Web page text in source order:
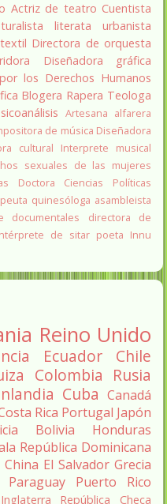
Actriz de teatro Cuentista
literata
urbanista
Directora de orquesta
Diseñadora gráfica
los Derechos Humanos
Blogera Rapera Teologa
Artesana alfarera
de música Diseñadora
cultural
Interprete musical
sexuales de las mujeres
Doctora Ciencias Políticas
quinesóloga asambleista
documentales
directora de
de sitar poeta Innu
Reino Unido
Ecuador
Chile
Colombia Rusia
Cuba Canadá
Rica Portugal Japón
Bolivia
Honduras
República Dominicana
China El Salvador Grecia
Paraguay
Puerto Rico
Inglaterra
República Checa